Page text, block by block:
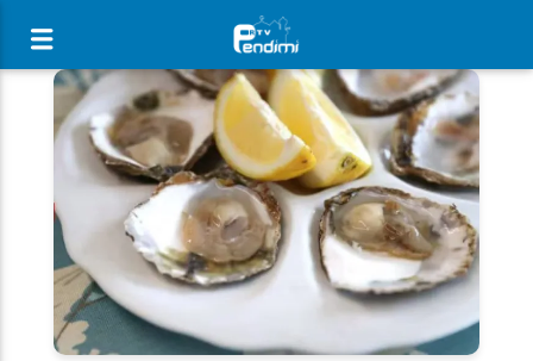
[There are no radio stations in the database]